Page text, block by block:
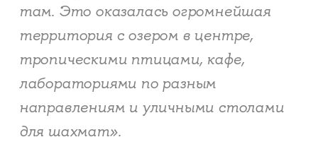
там. Это оказалась огромнейшая
территория с озером в центре,
тропическими птицами, кафе,
лабораториями по разным
направлениям и уличными столами
для шахмат».